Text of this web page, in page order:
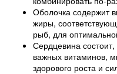
Оболочка содержит
жиры,
рыб, для
Сердцевина
важных витаминов,
здорового роста и